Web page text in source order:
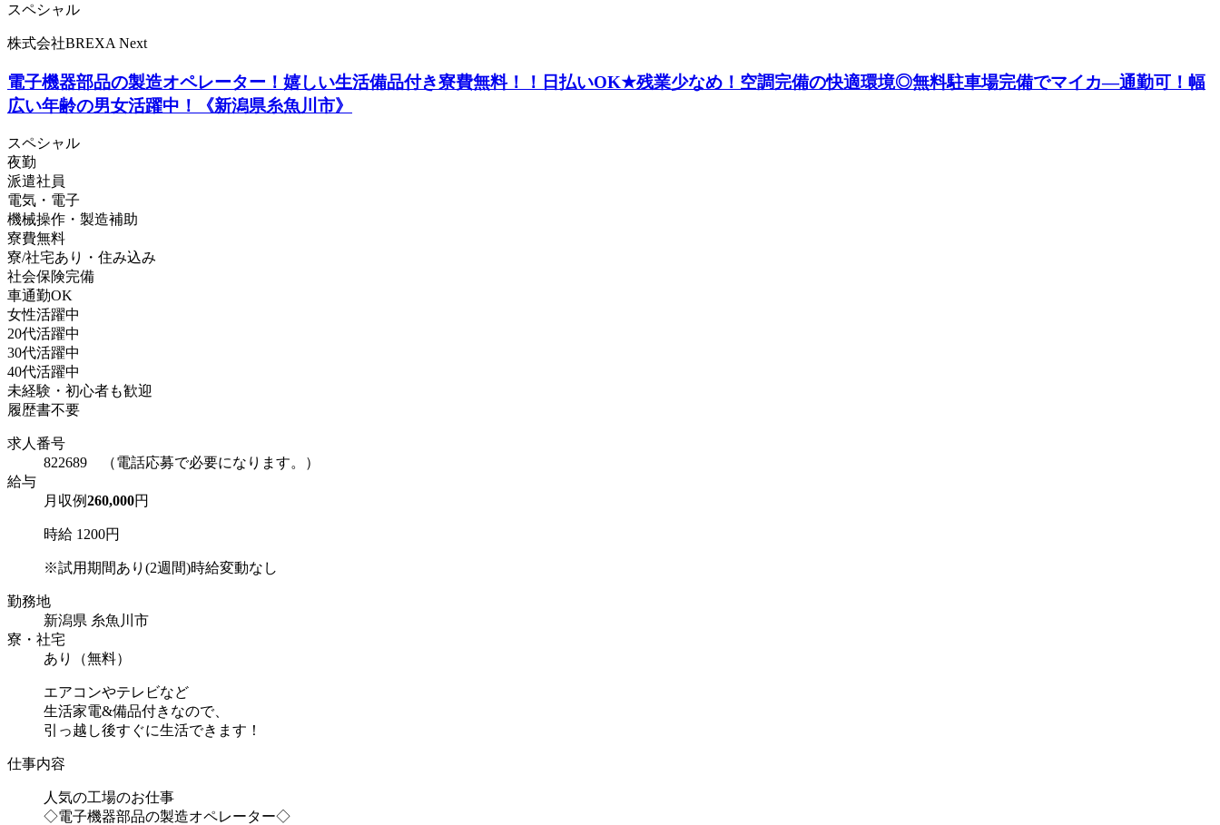
スペシャル
株式会社BREXA Next
電子機器部品の製造オペレーター！嬉しい生活備品付き寮費無料！！日払いOK★残業少なめ！空調完備の快適環境◎無料駐車場完備でマイカ―通勤可！幅
広い年齢の男女活躍中！《新潟県糸魚川市》
スペシャル
夜勤
派遣社員
電気・電子
機械操作・製造補助
寮費無料
寮/社宅あり・住み込み
社会保険完備
車通勤OK
女性活躍中
20代活躍中
30代活躍中
40代活躍中
未経験・初心者も歓迎
履歴書不要
求人番号
822689 （電話応募で必要になります。）
給与
月収例260,000円
時給 1200円
※試用期間あり(2週間)時給変動なし
勤務地
新潟県 糸魚川市
寮・社宅
あり（無料）
エアコンやテレビなど
生活家電&備品付きなので、
引っ越し後すぐに生活できます！
仕事内容
人気の工場のお仕事
◇電子機器部品の製造オペレーター◇